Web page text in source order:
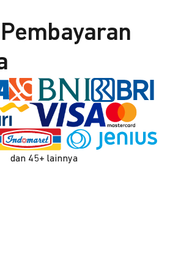
dan 45+ lainnya